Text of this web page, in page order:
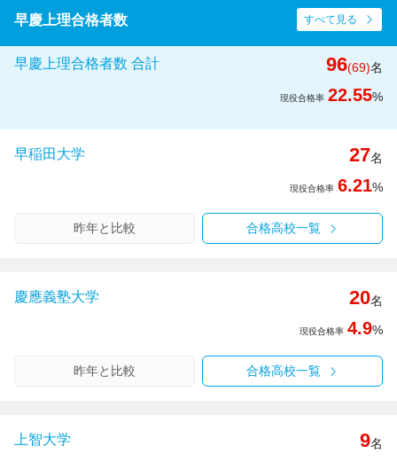
早慶上理合格者数 すべて見る
早慶上理合格者数 合計 96(69)名
現役合格率 22.55%
早稲田大学 27名
現役合格率 6.21%
昨年と比較 合格高校一覧
慶應義塾大学 20名
現役合格率 4.9%
昨年と比較 合格高校一覧
上智大学 9名